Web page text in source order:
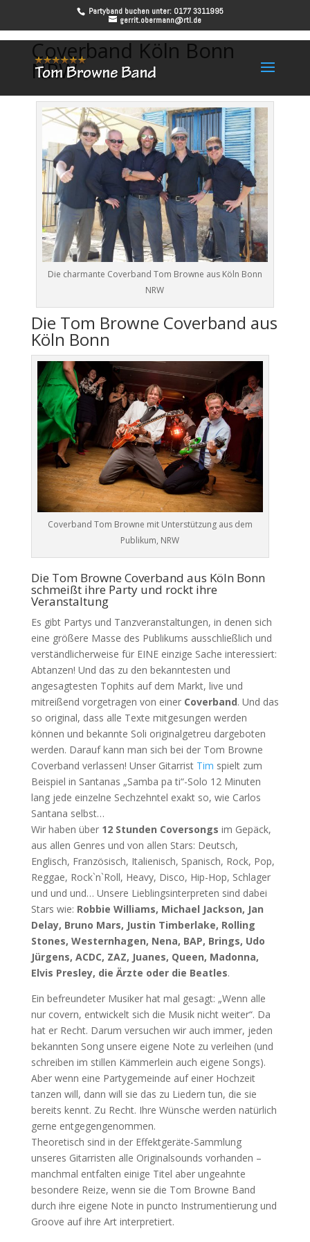
Partyband buchen unter: 0177 3311995
gerrit.obermann@rtl.de
Coverband Köln Bonn
NRW
Die charmante Coverband Tom Browne aus Köln Bonn
NRW
Die Tom Browne Coverband aus
Köln Bonn
Coverband Tom Browne mit Unterstützung aus dem
Publikum, NRW
Die Tom Browne Coverband aus Köln Bonn
schmeißt ihre Party und rockt ihre
Veranstaltung
Es gibt Partys und Tanzveranstaltungen, in denen sich
eine größere Masse des Publikums ausschließlich und
verständlicherweise für EINE einzige Sache interessiert:
Abtanzen! Und das zu den bekanntesten und
angesagtesten Tophits auf dem Markt, live und
mitreißend vorgetragen von einer Coverband. Und das
so original, dass alle Texte mitgesungen werden
können und bekannte Soli originalgetreu dargeboten
werden. Darauf kann man sich bei der Tom Browne
Coverband verlassen! Unser Gitarrist Tim spielt zum
Beispiel in Santanas „Samba pa ti“-Solo 12 Minuten
lang jede einzelne Sechzehntel exakt so, wie Carlos
Santana selbst…
Wir haben über 12 Stunden Coversongs im Gepäck,
aus allen Genres und von allen Stars: Deutsch,
Englisch, Französisch, Italienisch, Spanisch, Rock, Pop,
Reggae, Rock`n`Roll, Heavy, Disco, Hip-Hop, Schlager
und und und… Unsere Lieblingsinterpreten sind dabei
Stars wie: Robbie Williams, Michael Jackson, Jan
Delay, Bruno Mars, Justin Timberlake, Rolling
Stones, Westernhagen, Nena, BAP, Brings, Udo
Jürgens, ACDC, ZAZ, Juanes, Queen, Madonna,
Elvis Presley, die Ärzte oder die Beatles.
Ein befreundeter Musiker hat mal gesagt: „Wenn alle
nur covern, entwickelt sich die Musik nicht weiter“. Da
hat er Recht. Darum versuchen wir auch immer, jeden
bekannten Song unsere eigene Note zu verleihen (und
schreiben im stillen Kämmerlein auch eigene Songs).
Aber wenn eine Partygemeinde auf einer Hochzeit
tanzen will, dann will sie das zu Liedern tun, die sie
bereits kennt. Zu Recht. Ihre Wünsche werden natürlich
gerne entgegengenommen.
Theoretisch sind in der Effektgeräte-Sammlung
unseres Gitarristen alle Originalsounds vorhanden –
manchmal entfalten einige Titel aber ungeahnte
besondere Reize, wenn sie die Tom Browne Band
durch ihre eigene Note in puncto Instrumentierung und
Groove auf ihre Art interpretiert.